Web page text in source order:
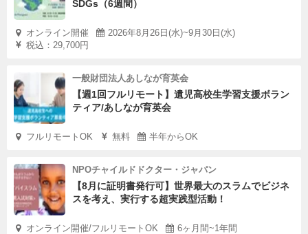
SDGs（6週間）
オンライン開催
2026年8月26日(水)~9月30日(水)
税込：29,700円
一般財団法人あしなが育英会
【週1回フルリモート】遺児高校生学習支援ボラン
ティア/あしなが育英会
フルリモートOK 無料 半年からOK
NPOチャイルドドクター・ジャパン
【8月に証明書発行可】世界最大のスラムでビジネ
スを考え、実行する超実践型活動！
オンライン開催/フルリモートOK
6ヶ月間~1年間